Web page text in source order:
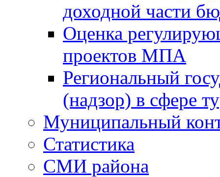
доходной части
Оценка
проектов МПА
Региональный
(надзор) в сфере
Муниципальный
Статистика
СМИ района